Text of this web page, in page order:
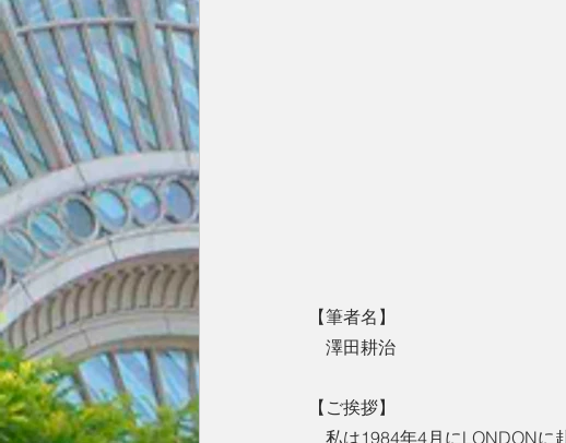
【筆者名】
澤田耕治
【ご挨拶】
私は1984年4月にLONDONに